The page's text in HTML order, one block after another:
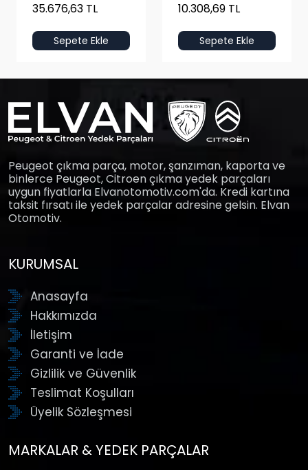
35.676,63 TL
Sepete Ekle
10.308,69 TL
Sepete Ekle
Peugeot çıkma parça, motor, şanzıman, kaporta ve
binlerce Peugeot, Citroen çıkma yedek parçaları
uygun fiyatlarla Elvanotomotiv.com'da. Kredi kartına
taksit fırsatı ile yedek parçalar adresine gelsin. Elvan
Otomotiv.
KURUMSAL
Anasayfa
Hakkımızda
İletişim
Garanti ve İade
Gizlilik ve Güvenlik
Teslimat Koşulları
Üyelik Sözleşmesi
MARKALAR & YEDEK PARÇALAR